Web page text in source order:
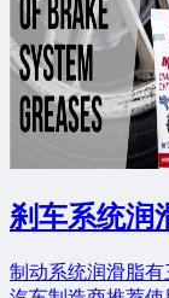
刹车系统润
制动系统润滑脂有